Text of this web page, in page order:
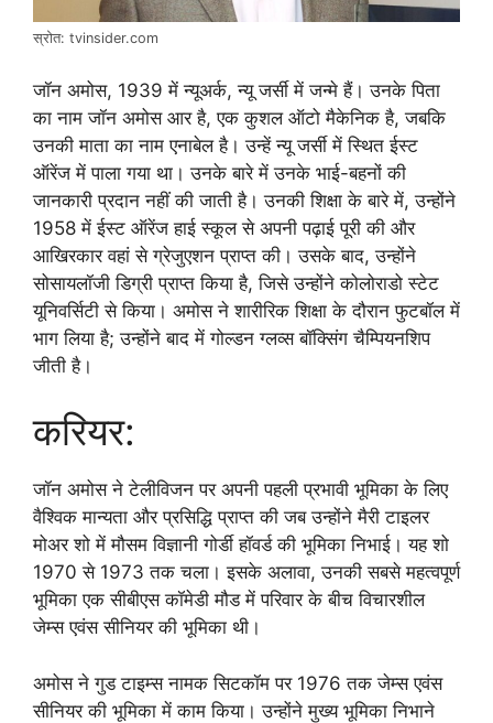
स्रोत: tvinsider.com
जॉन अमोस, 1939 में न्यूअर्क, न्यू जर्सी में जन्मे हैं। उनके पिता
का नाम जॉन अमोस आर है, एक कुशल ऑटो मैकेनिक है, जबकि
उनकी माता का नाम एनाबेल है। उन्हें न्यू जर्सी में स्थित ईस्ट
ऑरेंज में पाला गया था। उनके बारे में उनके भाई-बहनों की
जानकारी प्रदान नहीं की जाती है। उनकी शिक्षा के बारे में, उन्होंने
1958 में ईस्ट ऑरेंज हाई स्कूल से अपनी पढ़ाई पूरी की और
आखिरकार वहां से ग्रेजुएशन प्राप्त की। उसके बाद, उन्होंने
सोसायलॉजी डिग्री प्राप्त किया है, जिसे उन्होंने कोलोराडो स्टेट
यूनिवर्सिटी से किया। अमोस ने शारीरिक शिक्षा के दौरान फुटबॉल में
भाग लिया है; उन्होंने बाद में गोल्डन ग्लव्स बॉक्सिंग चैम्पियनशिप
जीती है।
करियर:
जॉन अमोस ने टेलीविजन पर अपनी पहली प्रभावी भूमिका के लिए
वैश्विक मान्यता और प्रसिद्धि प्राप्त की जब उन्होंने मैरी टाइलर
मोअर शो में मौसम विज्ञानी गोर्डी हॉवर्ड की भूमिका निभाई। यह शो
1970 से 1973 तक चला। इसके अलावा, उनकी सबसे महत्वपूर्ण
भूमिका एक सीबीएस कॉमेडी मौड में परिवार के बीच विचारशील
जेम्स एवंस सीनियर की भूमिका थी।
अमोस ने गुड टाइम्स नामक सिटकॉम पर 1976 तक जेम्स एवंस
सीनियर की भूमिका में काम किया। उन्होंने मुख्य भूमिका निभाने